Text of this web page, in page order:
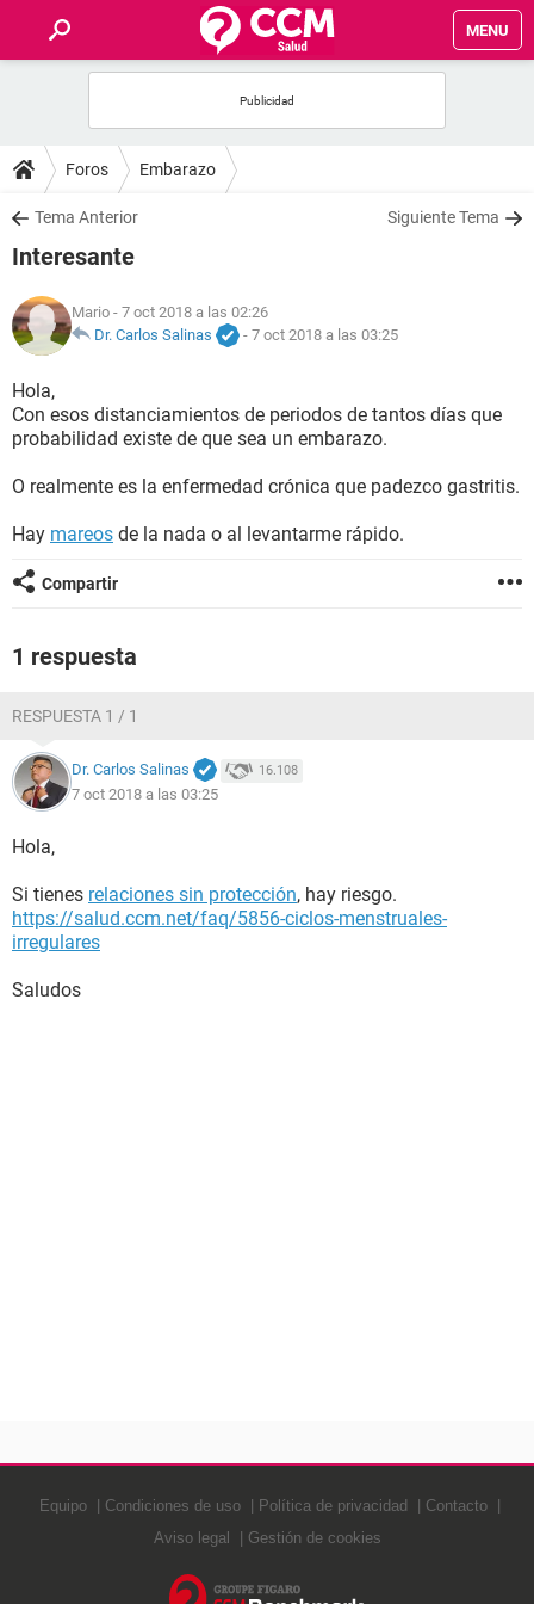
MENU
FOROS
SALUD
NUTRICIÓN
BIENESTAR
Foros Embarazo
Tema Anterior Siguiente Tema
Interesante
Mario - 7 oct 2018 a las 02:26
Dr. Carlos Salinas
- 7 oct 2018 a las 03:25
Hola,
Con esos distanciamientos de periodos de tantos días que
probabilidad existe de que sea un embarazo.
O realmente es la enfermedad crónica que padezco gastritis.
Hay mareos de la nada o al levantarme rápido.
Compartir
1 respuesta
RESPUESTA 1 / 1
Dr. Carlos Salinas 16.108
7 oct 2018 a las 03:25
Hola,
Si tienes relaciones sin protección, hay riesgo.
https://salud.ccm.net/faq/5856-ciclos-menstruales-
irregulares
Saludos
Equipo Condiciones de uso Política de privacidad
Contacto
Aviso legal
Gestión de cookies